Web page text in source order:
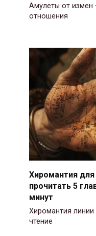
Амулеты от измен
отношения
Хиромантия
прочитать 5
минут
Хиромантия линии
чтение